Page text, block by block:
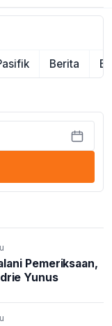
Berita
Pemeriksaan,
Yunus